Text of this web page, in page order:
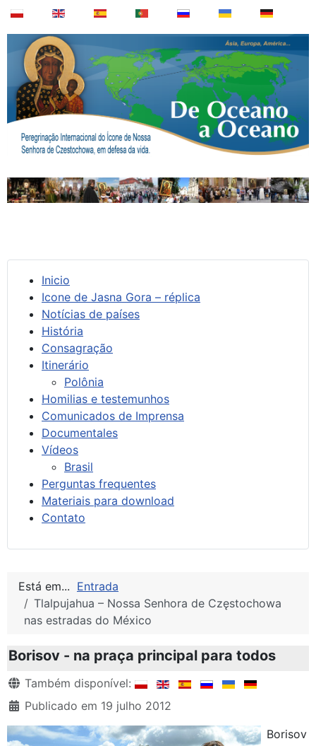
Inicio
Icone de Jasna Gora – réplica
Notícias de países
História
Consagração
Itinerário
Polônia
Homilias e testemunhos
Comunicados de Imprensa
Documentales
Vídeos
Brasil
Perguntas frequentes
Materiais para download
Contato
Está em... Entrada
Tlalpujahua – Nossa Senhora de Częstochowa
nas estradas do México
Borisov - na praça principal para todos
Detalhes
Também disponível:
Publicado em 19 julho 2012
Borisov